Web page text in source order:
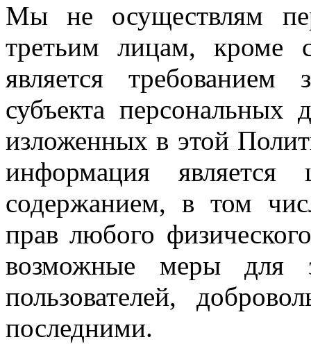
Мы не осуществлям
третьим лицам, кроме
является требованием
субъекта
изложенных в этой
информация
содержанием, в том
прав любого
возможные меры для
пользователей,
последними.